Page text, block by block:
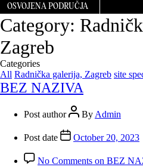
OSVOJENA PODRUČJA
Category:
Zagreb
Categories
All Radnička galerija, Zagreb site
BEZ NAZIVA
Post author By Admin
Post date October 20, 2023
No Comments on BEZ